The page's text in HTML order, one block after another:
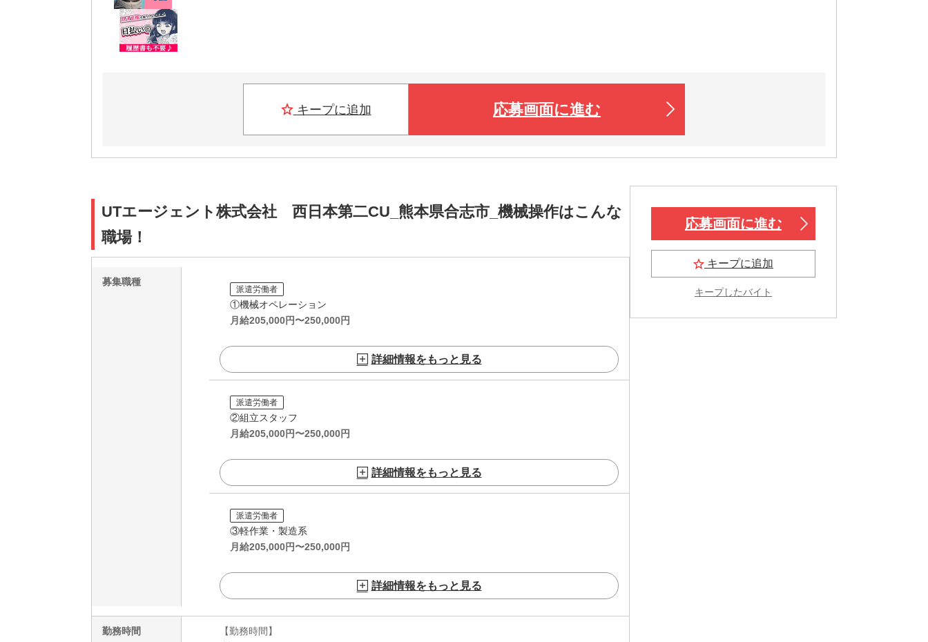
キープに追加 応募画面に進む
UTエージェント株式会社 西日本第二CU_熊本県合志市_機械操作はこんな
職場！
募集職種
派遣労働者
①機械オペレーション
月給205,000円〜250,000円
詳細情報をもっと見る
派遣労働者
②組立スタッフ
月給205,000円〜250,000円
詳細情報をもっと見る
派遣労働者
③軽作業・製造系
月給205,000円〜250,000円
詳細情報をもっと見る
勤務時間
【勤務時間】
応募画面に進む
キープに追加
キープしたバイト